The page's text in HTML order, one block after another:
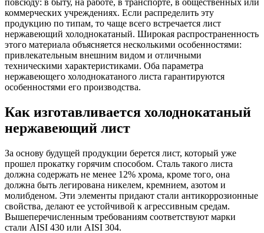
коммерческих учреждениях. Если распределить эту
продукцию по типам, то чаще всего встречается лист
нержавеющий холоднокатаный. Широкая распространенность
этого материала объясняется несколькими особенностями:
привлекательным внешним видом и отличными
техническими характеристиками. Оба параметра
нержавеющего холоднокатаного листа гарантируются
особенностями его производства.
Как изготавливается холоднокатаный
нержавеющий лист
За основу будущей продукции берется лист, который уже
прошел прокатку горячим способом. Сталь такого листа
должна содержать не менее 12% хрома, кроме того, она
должна быть легирована никелем, кремнием, азотом и
молибденом. Эти элементы придают стали антикоррозионные
свойства, делают ее устойчивой к агрессивным средам.
Вышеперечисленным требованиям соответствуют марки
стали AISI 430 или AISI 304.